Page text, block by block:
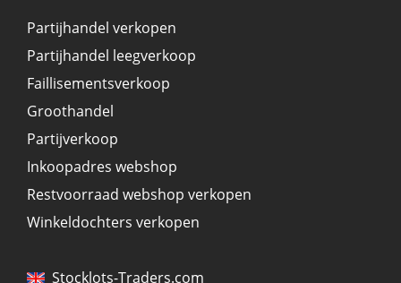
Partijhandel verkopen
Partijhandel leegverkoop
Faillisementsverkoop
Groothandel
Partijverkoop
Inkoopadres webshop
Restvoorraad webshop verkopen
Winkeldochters verkopen
Stocklots-Traders.com